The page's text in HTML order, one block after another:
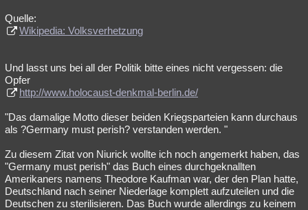
Quelle:
Wikipedia: Volksverhetzung
Und lasst uns bei all der Politik bitte eines nicht vergessen: die
Opfer
http://www.holocaust-denkmal-berlin.de/
"Das damalige Motto dieser beiden Kriegsparteien kann durchaus
als ?Germany must perish? verstanden werden. "
Zu diesem Zitat von Niurick wollte ich noch angemerkt haben, das
"Germany must perish" das Buch eines durchgeknallten
Amerikaners namens Theodore Kaufman war, der den Plan hatte,
Deutschland nach seiner Niederlage komplett aufzuteilen und die
Deutschen zu sterilisieren. Das Buch wurde allerdings zu keinem